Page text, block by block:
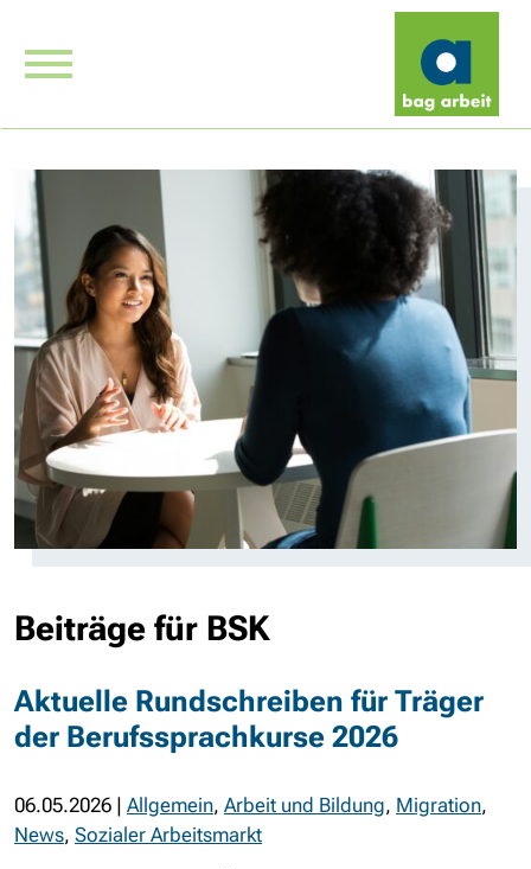
Beiträge für BSK
Aktuelle Rundschreiben für Träger
der Berufssprachkurse 2026
06.05.2026 | Allgemein, Arbeit und Bildung, Migration,
News, Sozialer Arbeitsmarkt